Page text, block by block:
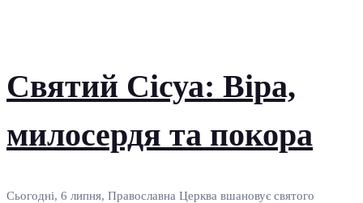
Святий Сісуа: Віра,
милосердя та покора
Сьогодні, 6 липня, Православна Церква вшановує святого